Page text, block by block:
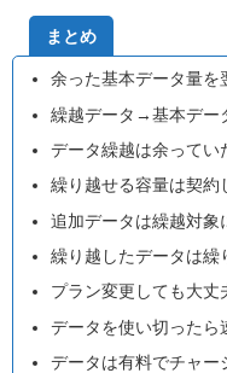
まとめ
余った基本データ量を
繰越データ→基本デー
データ繰越は余ってい
繰り越せる容量は契約
追加データは繰越対象
繰り越したデータは繰
プラン変更しても大丈
データを使い切ったら
データは有料でチャー